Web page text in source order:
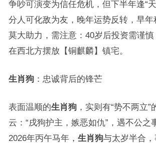
争吵可演变为信任危机，但下半年逢“
分人可化敌为友，晚年运势反转，早
莫大助力，需注意：40岁后投资需谨
在西北方摆放【铜麒麟】镇宅。
生肖狗：忠诚背后的锋芒
表面温顺的生肖狗，实则有“势不两立”
云：“戌狗护主，嫉恶如仇”，遇不公之
2026年丙午马年， 生肖狗与太岁半合，